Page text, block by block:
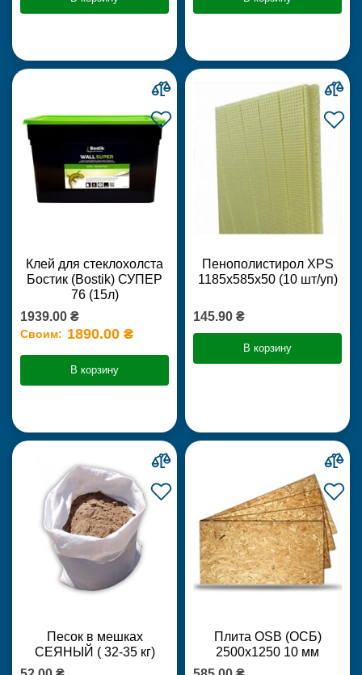
Клей для стеклохолста
Бостик (Bostik) СУПЕР
76 (15л)
1939.00 ₴
Своим: 1890.00 ₴
В корзину
Пенополистирол XPS
1185х585х50 (10 шт/уп)
145.90 ₴
В корзину
Песок в мешках
СЕЯНЫЙ ( 32-35 кг)
Плита OSB (ОСБ)
2500х1250 10 мм